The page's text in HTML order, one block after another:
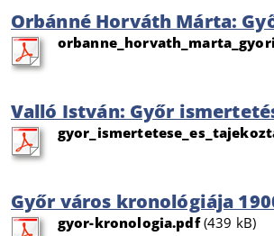
Orbánné Horváth Márta:
Valló István: Győr
Győr város kronológiája
gyor-kronologia.pdf(439 kB)